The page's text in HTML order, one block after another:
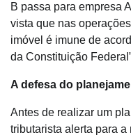
B passa para empresa
vista que nas
imóvel é imune de
da Constituição
A defesa do
Antes de realizar um
tributarista alerta para